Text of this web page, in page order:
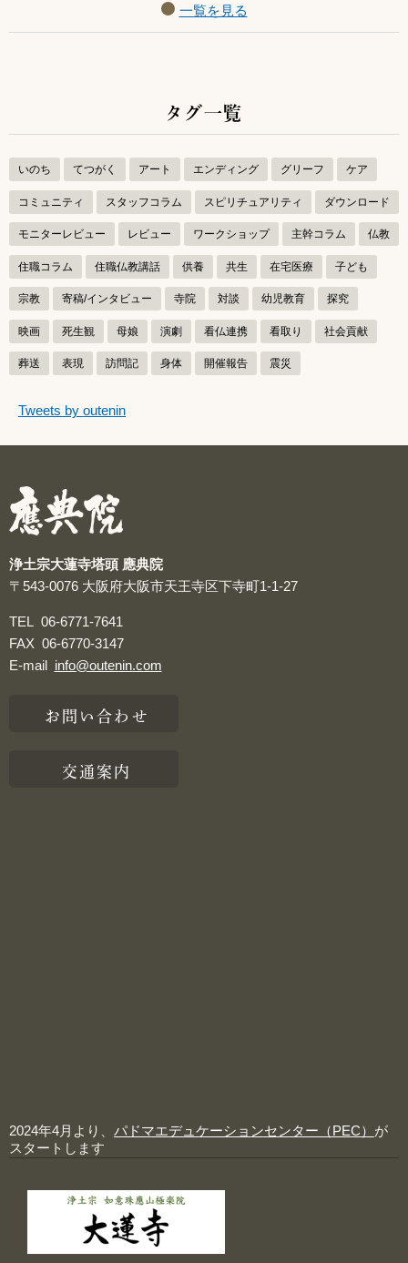
一覧を見る
タグ一覧
いのち てつがく アート エンディング グリーフ ケア
コミュニティ スタッフコラム スピリチュアリティ ダウンロード
モニターレビュー レビュー ワークショップ 主幹コラム 仏教
住職コラム 住職仏教講話 供養 共生 在宅医療 子ども
宗教 寄稿/インタビュー 寺院 対談 幼児教育 探究
映画 死生観 母娘 演劇 看仏連携 看取り 社会貢献
葬送 表現 訪問記 身体 開催報告 震災
つぶやき
つぶやきをスキップする
Tweets by outenin
浄土宗大蓮寺塔頭 應典院
〒543-0076 大阪府大阪市天王寺区下寺町1-1-27
TEL 06-6771-7641
FAX 06-6770-3147
E-mail info@outenin.com
お問い合わせ
交通案内
2024年4月より、 パドマエデュケーションセンター（PEC） が
スタートします